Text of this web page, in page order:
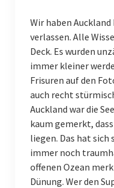
Wir haben
verlassen. Alle
Deck. Es wurden
immer kleiner
Frisuren auf den
auch recht
Auckland war die
kaum gemerkt,
liegen. Das hat sich
immer noch
offenen Ozean
Dünung. Wer den